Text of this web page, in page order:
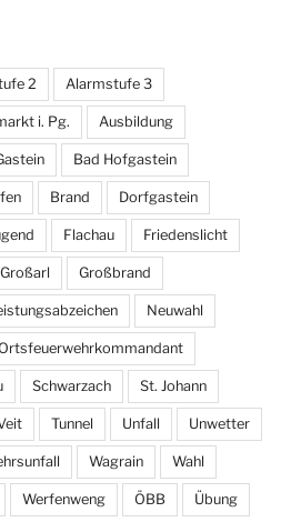
2 Alarmstufe 3
i. Pg. Ausbildung
Bad Hofgastein
Brand Dorfgastein
Flachau Friedenslicht
Großarl Großbrand
Neuwahl
Schwarzach St. Johann
Tunnel Unfall Unwetter
Wagrain Wahl
Werfenweng ÖBB Übung